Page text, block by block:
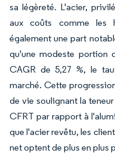
sa légèreté. L'acier,
aux coûts comme les
également une part
qu'une modeste portion
CAGR de 5,27 %, le
marché. Cette
de vie soulignant la
CFRT par rapport à
que l'acier revêtu, les
net optent de plus en plus